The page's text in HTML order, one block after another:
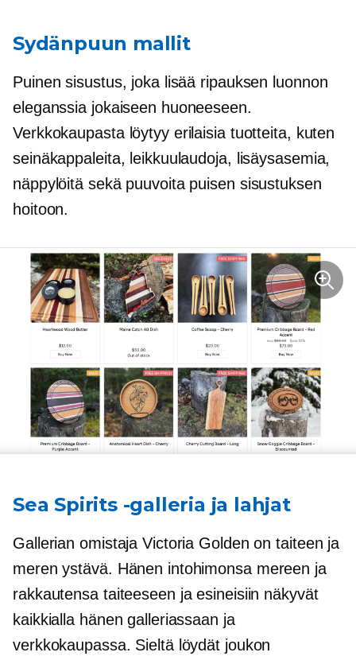
Sydänpuun mallit
Puinen sisustus, joka lisää ripauksen luonnon
eleganssia jokaiseen huoneeseen.
Verkkokaupasta löytyy erilaisia ​​tuotteita, kuten
seinäkappaleita, leikkuulaudoja, lisäysasemia,
näppylöitä sekä puuvoita puisen sisustuksen
hoitoon.
Sea Spirits -galleria ja lahjat
Gallerian omistaja Victoria Golden on taiteen ja
meren ystävä. Hänen intohimonsa mereen ja
rakkautensa taiteeseen ja esineisiin näkyvät
kaikkialla hänen galleriassaan ja
verkkokaupassa. Sieltä löydät joukon